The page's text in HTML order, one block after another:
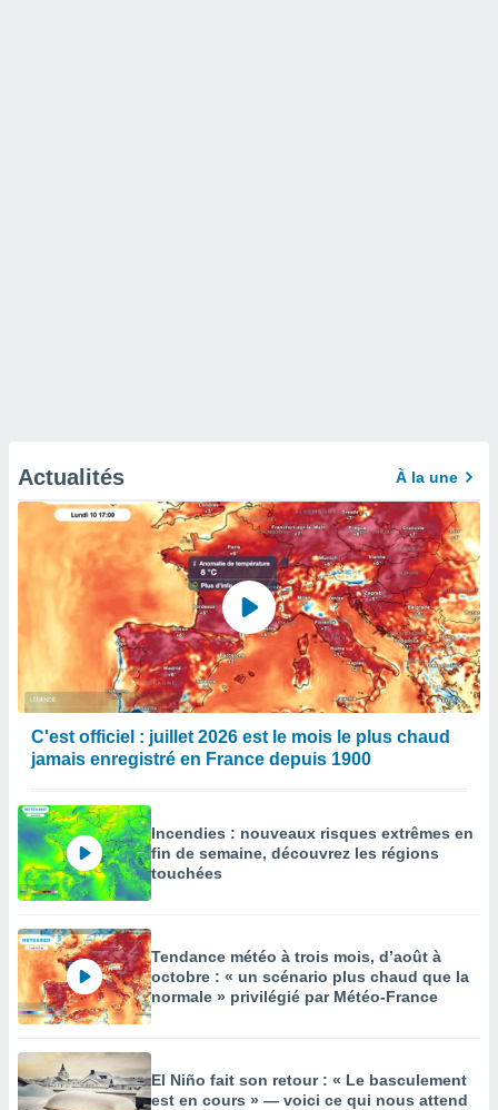
Actualités À la une
C'est officiel : juillet 2026 est le mois le plus chaud
jamais enregistré en France depuis 1900
Incendies : nouveaux risques extrêmes en
fin de semaine, découvrez les régions
touchées
Tendance météo à trois mois, d’août à
octobre : « un scénario plus chaud que la
normale » privilégié par Météo-France
El Niño fait son retour : « Le basculement
est en cours » — voici ce qui nous attend